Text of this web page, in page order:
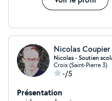
Nicolas Coupier
Nicolas - Soutien
Croix (Saint-Pierre 3)
-/5
Présentation